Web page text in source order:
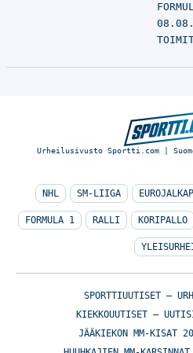
Urheilusivusto Sportti.com |
NHL SM-LIIGA
FORMULA 1 RALLI KORIPALLO
SPORTTIUUTISET –
KIEKKOUUTISET –
JÄÄKIEKON MM-KISAT